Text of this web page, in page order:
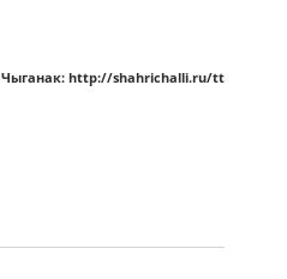
Чыганак: http://shahrichalli.ru/tt